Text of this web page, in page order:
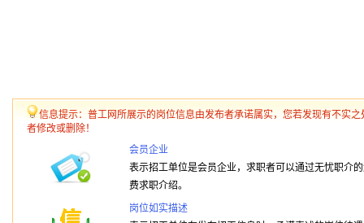
信息提示：普工网所展示的岗位信息由发布者承诺属实，您若发现有不实
者修改或删除！
会员企业
表示招工单位是会员企业，求职者可以通过无忧职介
费求职介绍。
岗位如实描述